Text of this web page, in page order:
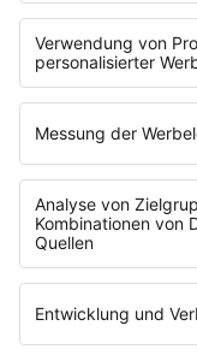
Beispielton:
„Wie
Hochzeiten in
Nicht wie ein
4. Eskalation
Frag mich bei:
FAQ
Glossar
Quellen
Presse
Tell Your Story
Cookie-Einstellungen
Datenschutz
Impressum